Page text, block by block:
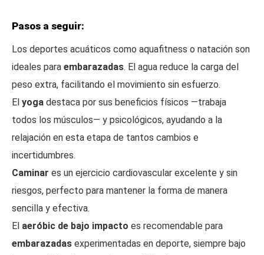
Pasos a seguir:
Los deportes acuáticos como aquafitness o natación son
ideales para embarazadas. El agua reduce la carga del
peso extra, facilitando el movimiento sin esfuerzo.
El yoga destaca por sus beneficios físicos —trabaja
todos los músculos— y psicológicos, ayudando a la
relajación en esta etapa de tantos cambios e
incertidumbres.
Caminar es un ejercicio cardiovascular excelente y sin
riesgos, perfecto para mantener la forma de manera
sencilla y efectiva.
El aeróbic de bajo impacto es recomendable para
embarazadas experimentadas en deporte, siempre bajo